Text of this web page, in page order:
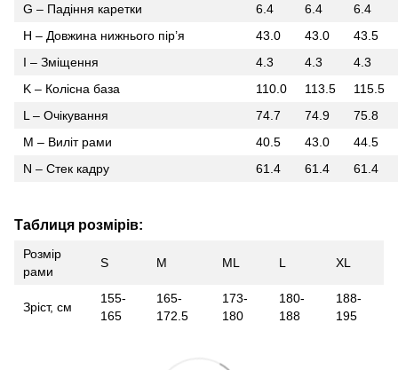
G – Падіння каретки
6.4 6.4
6.4
H – Довжина нижнього пір’я
43.0 43.0
43.5
I – Зміщення
4.3 4.3
4.3
K – Колісна база
110.0 113.5
115.5
L – Очікування
74.7 74.9
75.8
M – Виліт рами
40.5 43.0
44.5
N – Стек кадру
61.4 61.4 61.4
Таблиця розмірів:
Розмір
рами
S M ML L XL
Зріст, см
155-
165
165-
172.5
173-
180
180-
188
188-
195